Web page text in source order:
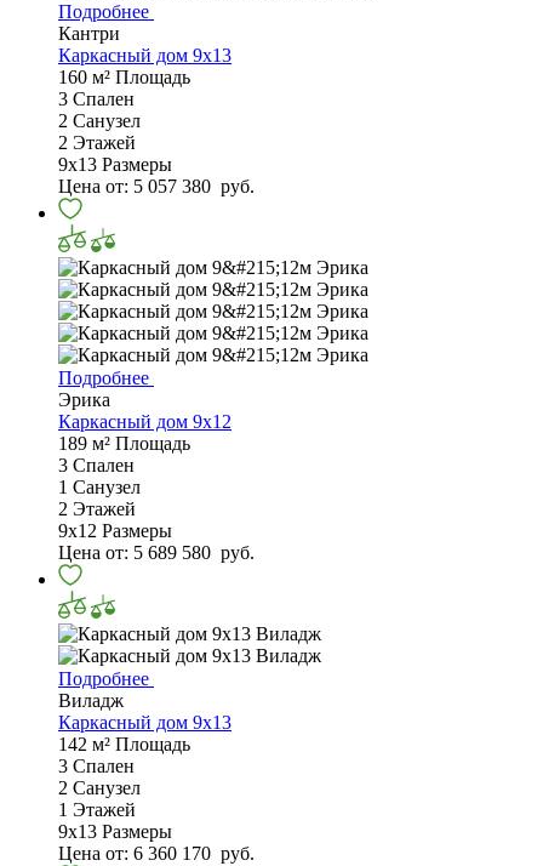
Подробнее
Кантри
Каркасный дом 9х13
160 м² Площадь
3 Спален
2 Санузел
2 Этажей
9х13 Размеры
Цена от: 5 057 380 руб.
Подробнее
Эрика
Каркасный дом 9х12
189 м² Площадь
3 Спален
1 Санузел
2 Этажей
9х12 Размеры
Цена от: 5 689 580 руб.
Подробнее
Виладж
Каркасный дом 9х13
142 м² Площадь
3 Спален
2 Санузел
1 Этажей
9х13 Размеры
Цена от: 6 360 170 руб.